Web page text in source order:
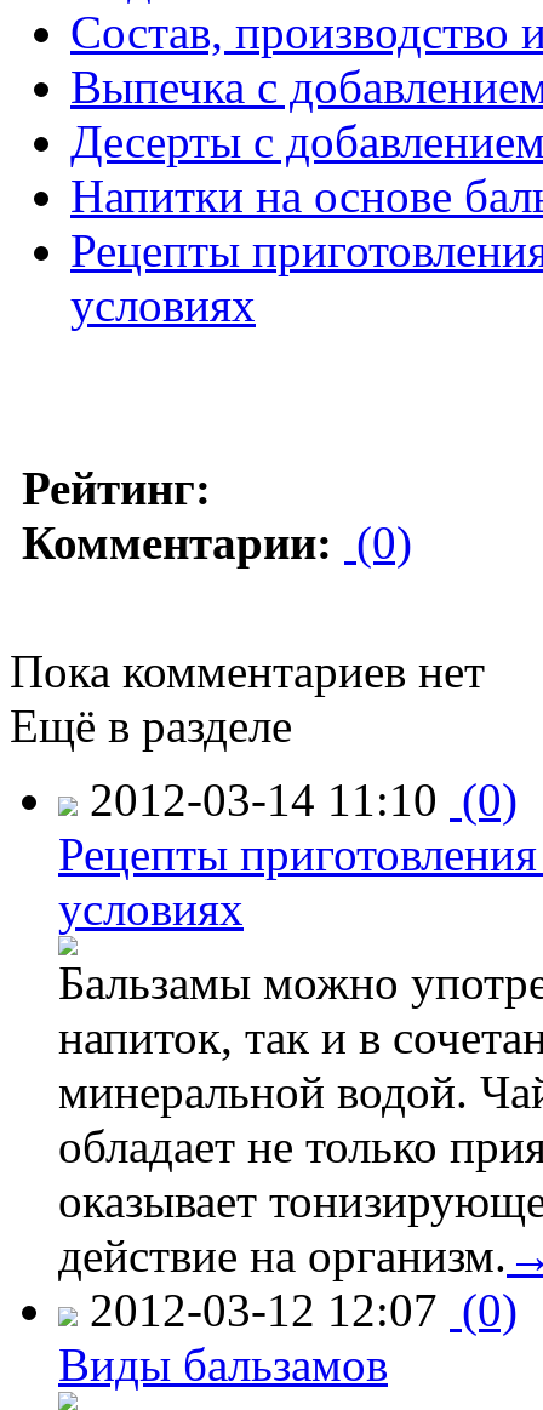
Состав, производство
Выпечка с
Десерты с
Напитки на основе
Рецепты
условиях
Рейтинг:
Комментарии: (0)
Пока комментариев нет
Ещё в разделе
2012-03-14 11:10 (0)
Рецепты
условиях
Бальзамы можно
напиток, так и в
минеральной водой.
обладает не только
оказывает
действие на организм.
2012-03-12 12:07 (0)
Виды бальзамов